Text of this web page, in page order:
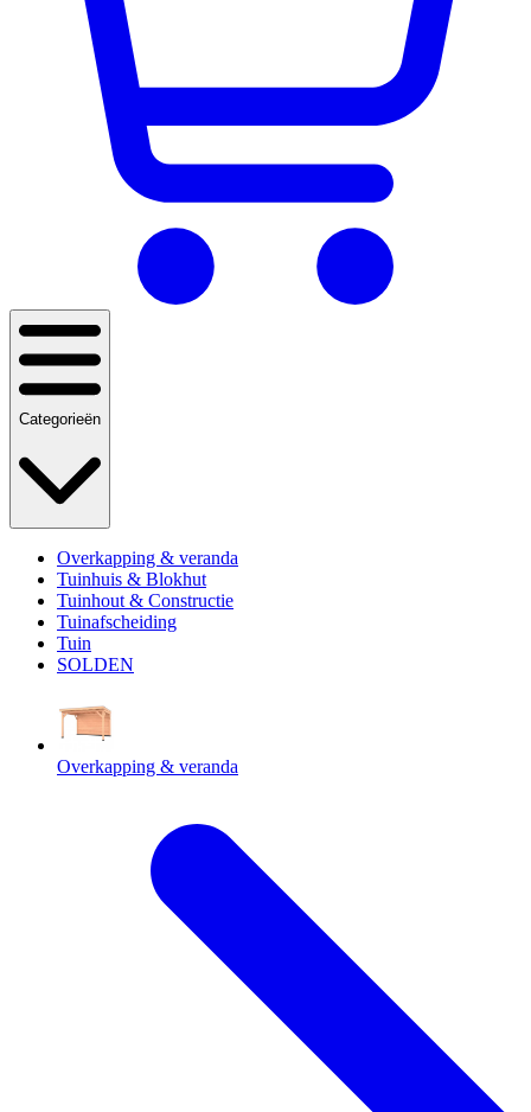
Categorieën
Overkapping & veranda
Tuinhuis & Blokhut
Tuinhout & Constructie
Tuinafscheiding
Tuin
SOLDEN
Overkapping & veranda